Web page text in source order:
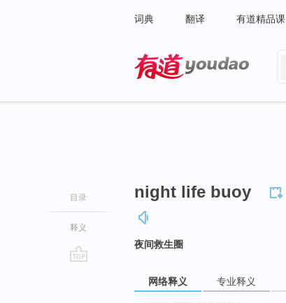
词典 翻译 有道精品课
目录
释义
night life buoy
夜间救生圈
网络释义 专业释义